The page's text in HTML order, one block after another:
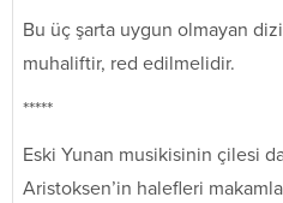
Bu üç şarta uygun olmayan
muhaliftir, red edilmelidir.
*****
Eski Yunan musikisinin çilesi
Aristoksen’in halefleri